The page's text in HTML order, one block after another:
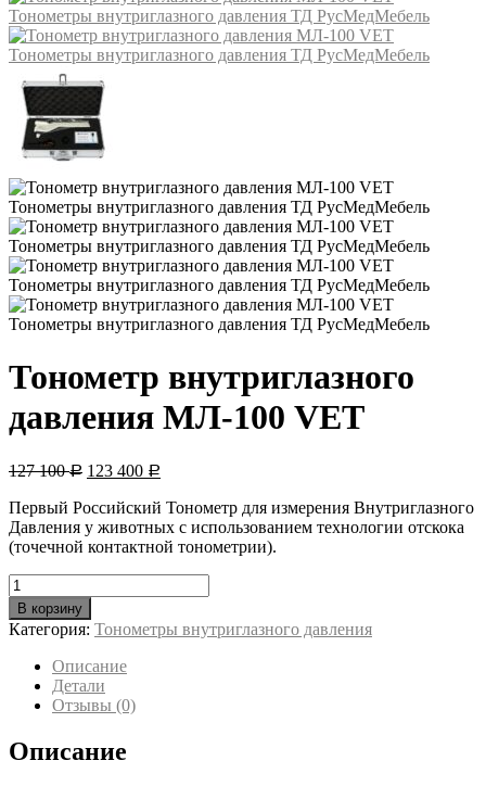
Тонометр внутриглазного
давления МЛ-100 VET
127 100Р Первоначальная
составляла
127
100 руб..
123 400 Р
123
400 руб..
Первый Российский Тонометр для измерения Внутриглазного
Давления у животных с использованием технологии отскока
(точечной контактной тонометрии).
Количество
товара
Тонометр
внутриглазного
давления
МЛ-100
VET
В корзину
Категория: Тонометры внутриглазного давления
Описание
Детали
Отзывы (0)
Описание